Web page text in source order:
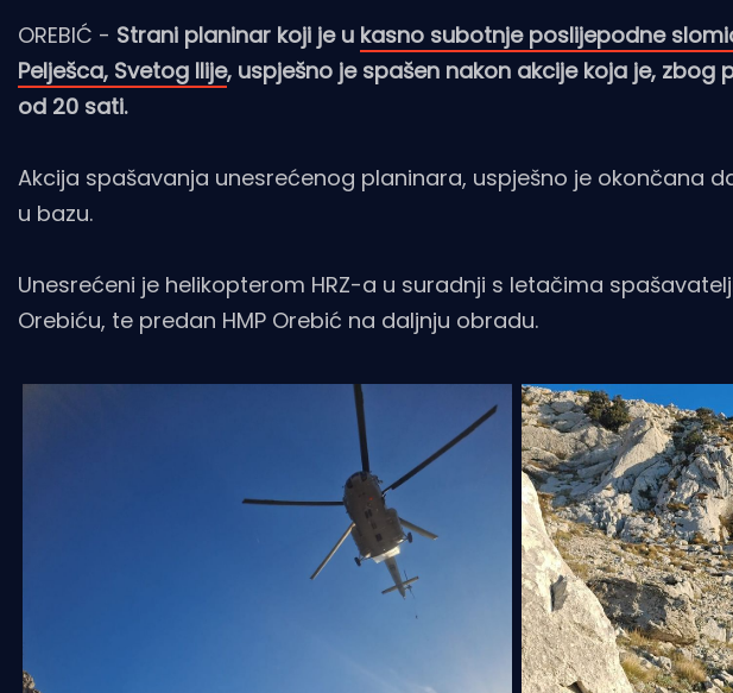
OREBIĆ - Strani planinar koji je u kasno subotnje poslijepodne
Pelješca, Svetog Ilije, uspješno je spašen nakon akcije koja je,
od 20 sati.
Akcija spašavanja unesrećenog planinara, uspješno je okončana
u bazu.
Unesrećeni je helikopterom HRZ-a u suradnji s letačima
Orebiću, te predan HMP Orebić na daljnju obradu.